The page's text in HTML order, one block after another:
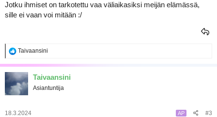
Jotku ihmiset on tarkotettu vaa väliaikasiksi meijän elämässä,
sille ei vaan voi mitään :/
R
a
k
t
o
:
Taivaansini
Taivaansini
Asiantuntija
18.3.2024 AP #3